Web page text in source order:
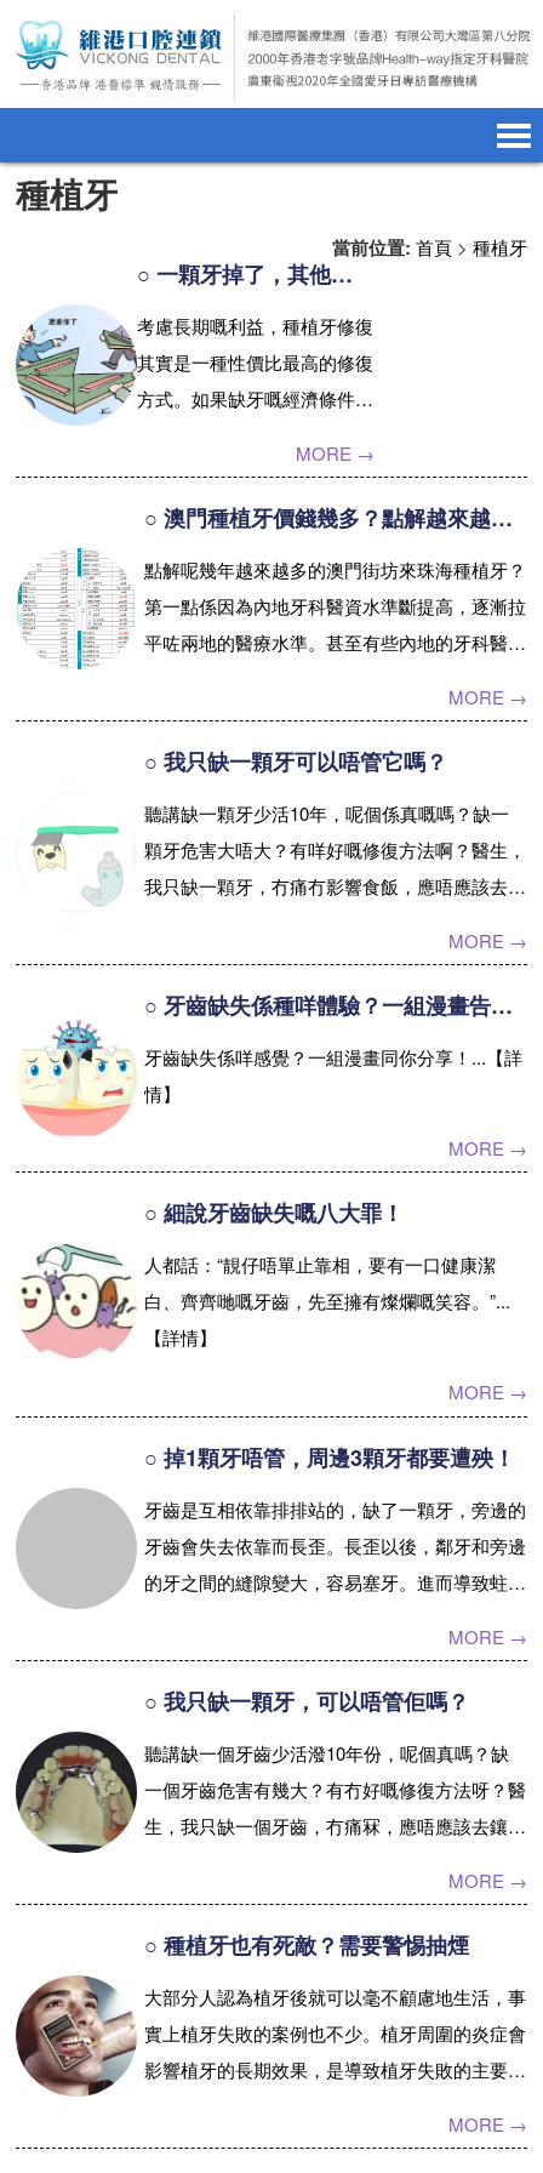
首頁home page
醫生介紹
醫療新聞medical news
種植牙dental implant
箍牙orthodontics
charge standard
預約牙醫contact us
澳門電話預約
WhatsApp預約
種植牙
當前位置: 首頁> 種植牙
○ 一顆牙掉了，其他牙都係做咩？
考慮長期嘅利益，種植牙修復
其實是一種性價比最高的修復
方式。如果缺牙嘅經濟條件適
洗再煩心活動性假牙嘅清潔同
維護，仲唔需要磨鄰牙嗰啲，
嚼功能同美觀程度。...【詳
情】
MORE →
○ 澳門種植牙價錢幾多？點解越來越多澳門街坊到珠海種牙
點解呢幾年越來越多的澳門街坊來珠海種植牙？
第一點係因為內地牙科醫資水準斷提高，逐漸拉
平咗兩地的醫療水準。甚至有些內地的牙科醫療
過內地睇牙的街坊應該是認同嘅。第...【詳情】
MORE →
○ 我只缺一顆牙可以唔管它嗎？
聽講缺一顆牙少活10年，呢個係真嘅嗎？缺一
顆牙危害大唔大？有咩好嘅修復方法啊？醫生，
我只缺一顆牙，冇痛冇影響食飯，應唔應該去鑲
MORE →
○ 牙齒缺失係種咩體驗？一組漫畫告訴你！
牙齒缺失係咩感覺？一組漫畫同你分享！...【詳
情】
MORE →
○ 細說牙齒缺失嘅八大罪！
人都話：“靚仔唔單止靠相，要有一口健康潔
白、齊齊哋嘅牙齒，先至擁有燦爛嘅笑容。”...
【詳情】
MORE →
○ 掉1顆牙唔管，周邊3顆牙都要遭殃！
牙齒是互相依靠排排站的，缺了一顆牙，旁邊的
牙齒會失去依靠而長歪。長歪以後，鄰牙和旁邊
的牙之間的縫隙變大，容易塞牙。進而導致蛀
鬆動、脫落。...【詳情】
MORE →
○ 我只缺一顆牙，可以唔管佢嗎？
聽講缺一個牙齒少活潑10年份，呢個真嗎？缺
一個牙齒危害有幾大？有冇好嘅修復方法呀？醫
生，我只缺一個牙齒，冇痛冧，應唔應該去鑲嗰
MORE →
○ 種植牙也有死敵？需要警惕抽煙
大部分人認為植牙後就可以毫不顧慮地生活，事
實上植牙失敗的案例也不少。植牙周圍的炎症會
影響植牙的長期效果，是導致植牙失敗的主要原
MORE →